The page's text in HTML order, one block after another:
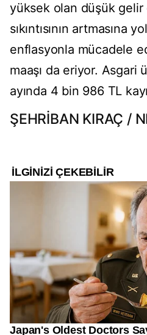
yüksek olan düşük gelir
sıkıntısının artmasına
enflasyonla mücadele
maaşı da eriyor. Asgari
ayında 4 bin 986 TL
ŞEHRİBAN KIRAÇ /